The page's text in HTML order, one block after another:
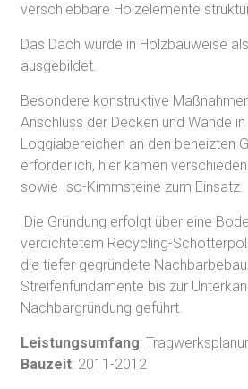
verschiebbare Holzelemente
Das Dach wurde in Holzbauweise
ausgebildet.
Besondere konstruktive
Anschluss der Decken und Wände in
Loggiabereichen an den beheizten
erforderlich, hier kamen
sowie Iso-Kimmsteine zum Einsatz.
Die Gründung erfolgt über eine
verdichtetem Recycling-
die tiefer gegründete
Streifenfundamente bis zur
Nachbargründung geführt.
Leistungsumfang:
Bauzeit: 2011-2012